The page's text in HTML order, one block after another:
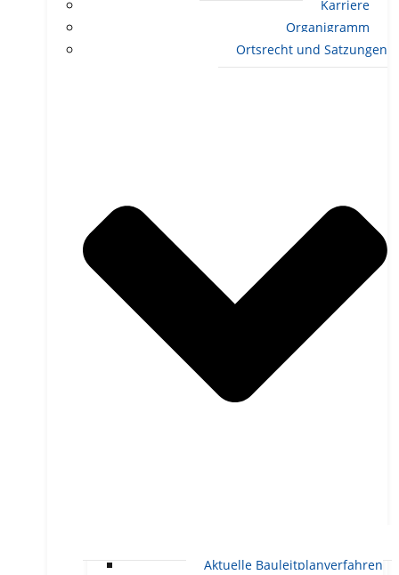
Karriere
Organigramm
Ortsrecht und Satzungen
Aktuelle Bauleitplanverfahren